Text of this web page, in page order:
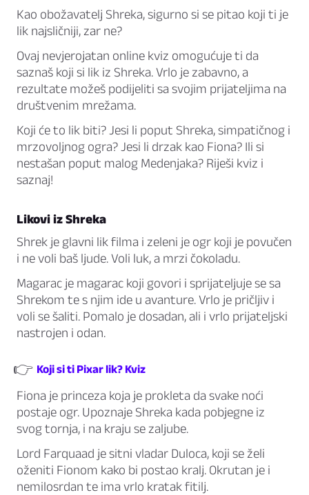
Kao obožavatelj Shreka, sigurno si se pitao koji ti je
lik najsličniji, zar ne?
Ovaj nevjerojatan online kviz omogućuje ti da
saznaš koji si lik iz Shreka. Vrlo je zabavno, a
rezultate možeš podijeliti sa svojim prijateljima na
društvenim mrežama.
Koji će to lik biti? Jesi li poput Shreka, simpatičnog i
mrzovoljnog ogra? Jesi li drzak kao Fiona? Ili si
nestašan poput malog Medenjaka? Riješi kviz i
saznaj!
Likovi iz Shreka
Shrek je glavni lik filma i zeleni je ogr koji je povučen
i ne voli baš ljude. Voli luk, a mrzi čokoladu.
Magarac je magarac koji govori i sprijateljuje se sa
Shrekom te s njim ide u avanture. Vrlo je pričljiv i
voli se šaliti. Pomalo je dosadan, ali i vrlo prijateljski
nastrojen i odan.
👉 Koji si ti Pixar lik? Kviz
Fiona je princeza koja je prokleta da svake noći
postaje ogr. Upoznaje Shreka kada pobjegne iz
svog tornja, i na kraju se zaljube.
Lord Farquaad je sitni vladar Duloca, koji se želi
oženiti Fionom kako bi postao kralj. Okrutan je i
nemilosrdan te ima vrlo kratak fitilj.